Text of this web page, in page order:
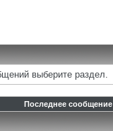
выберите раздел.
Последнее сообщение